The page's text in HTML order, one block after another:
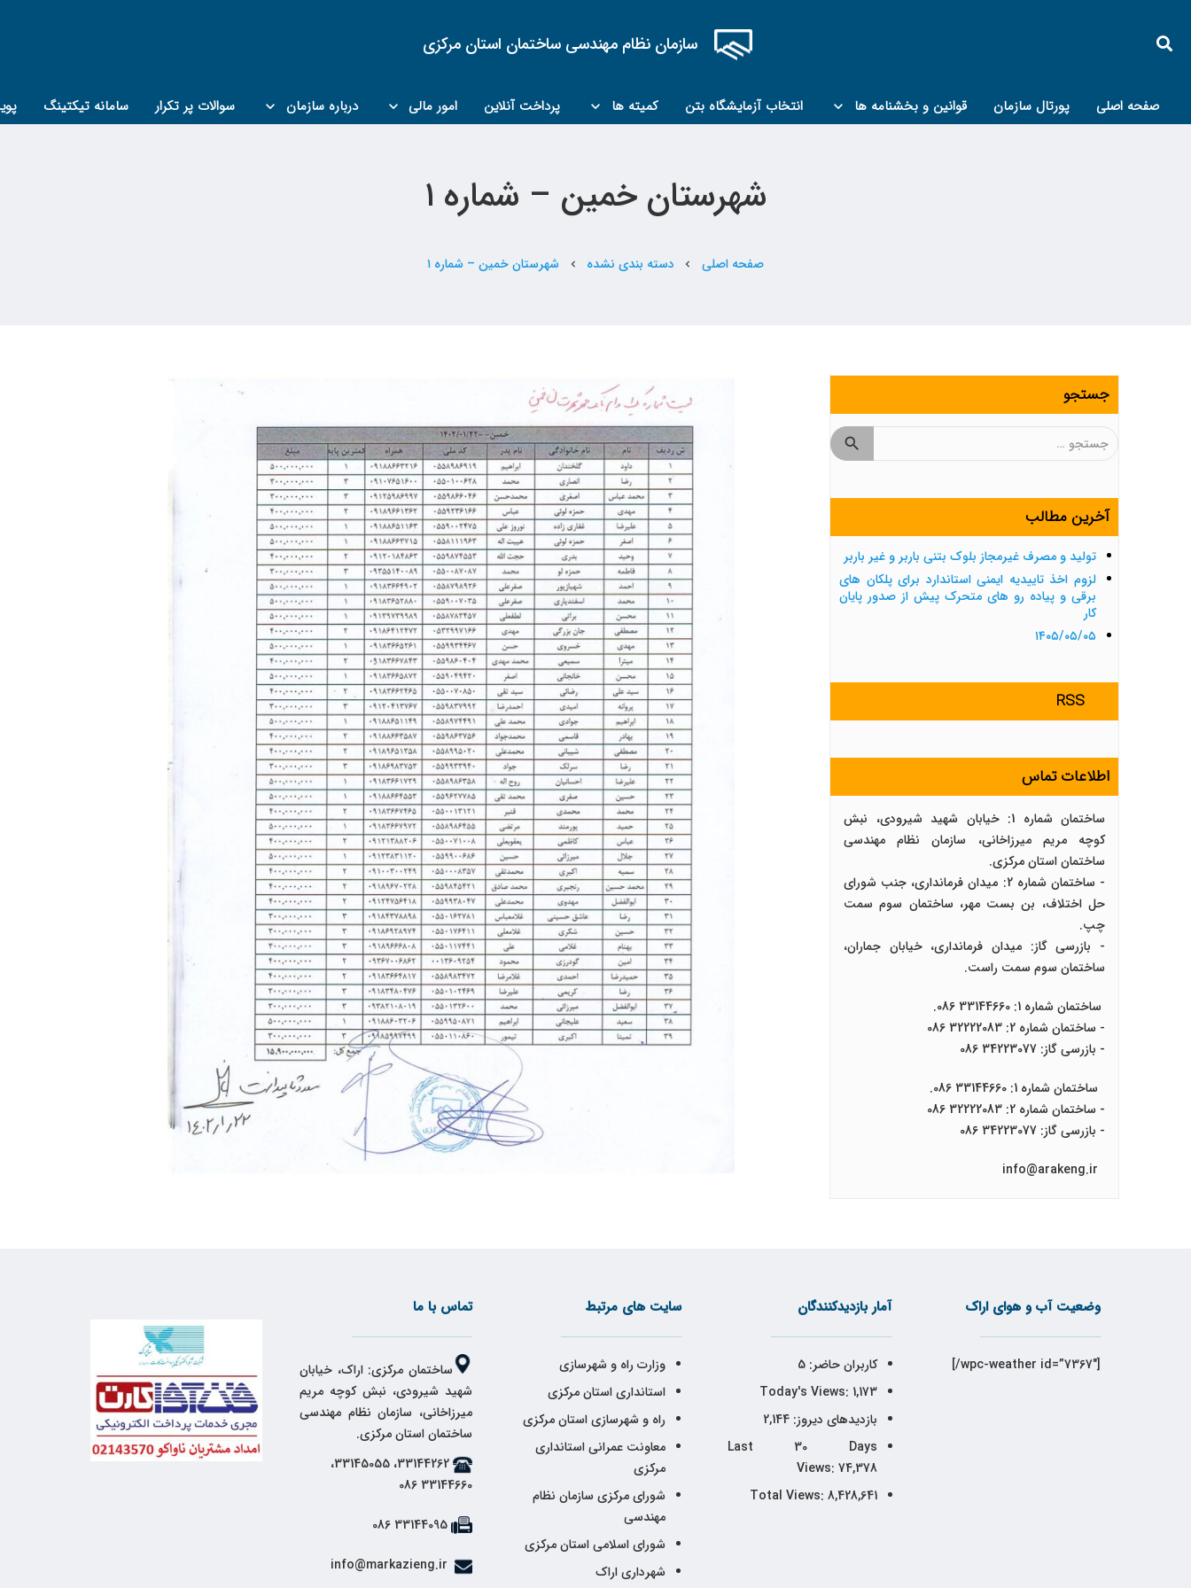
سازمان نظام مهندسی ساختمان استان مرکزی
صفحه اصلی پورتال سازمان قوانین و بخشنامه ها انتخاب آزمایشگاه بتن کمیته ها پرداخت آنلاین امور مالی درباره سازمان سوالات پر تکرار سامانه تیکتینگ
شهرستان خمین – شماره ۱
صفحه اصلی chevron_left دسته بندی نشده chevron_left شهرستان خمین – شماره ۱
جستجو
جستجو
آخرین مطالب
تولید و مصرف غیرمجاز بلوک بتنی باربر و غیر باربر
لزوم اخذ تاییدیه ایمنی استاندارد برای پلکان های
برقی و پیاده رو های متحرک پیش از صدور پایان
کار
۱۴۰۵/۰۵/۰۵
RSS
اطلاعات تماس
ساختمان شماره 1: خیابان شهید شیرودی، نبش
کوچه مریم میرزاخانی، سازمان نظام مهندسی
ساختمان استان مرکزی.
- ساختمان شماره 2: میدان فرمانداری، جنب شورای
حل اختلاف، بن بست مهر، ساختمان سوم سمت
چپ.
- بازرسی گاز: میدان فرمانداری، خیابان جماران،
ساختمان سوم سمت راست.
ساختمان شماره 1: 33144660 086.
- ساختمان شماره 2: 32222083 086
- بازرسی گاز: 34223077 086
ساختمان شماره 1: 33144660 086.
- ساختمان شماره 2: 32222083 086
- بازرسی گاز: 34223077 086
وضعیت آب و هوای اراک
[wpc-weather id=”7367″/]
آمار بازدیدکنندگان
کاربران حاضر:5
Today's Views: 1,173
بازدیدهای دیروز:2,144
Last 30 Days
Views: 74,378
Total Views: 8,428,641
سایت های مرتبط
وزارت راه و شهرسازی
استانداری استان مرکزی
راه و شهرسازی استان مرکزی
معاونت عمرانی استانداری
مرکزی
شورای مرکزی سازمان نظام
مهندسی
شورای اسلامی استان مرکزی
شهرداری اراک
تماس با ما
ساختمان مرکزی: اراک، خیابان
شهید شیرودی، نبش کوچه مریم
میرزاخانی، سازمان نظام مهندسی
ساختمان استان مرکزی.
33144262، 33145055،
33144660 086
33144095 086